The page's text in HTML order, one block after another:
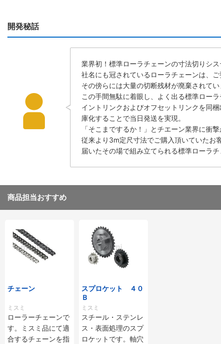
開発秘話
業界初！標準ローラチェーンの寸法切りシ
社名にも冠されているローラチェーンは、
その傍らには大量の切断残材が廃棄されて
この手間無駄に着眼し、よく出る標準ロー
イントリンクおよびオフセットリンクを同
庫化することで当日発送を実現。
「そこまでするか！」とチエーン業界に衝
従来より3m定尺寸法でご購入頂いていたお
届いたその場で組み立てられる標準ローラ
商品担当おすすめ
チェーン
ミスミ
ローラーチェーンで
す。ミスミ品にて適
合するチェーンを指
スプロケット ４０
Ｂ
ミスミ
スチール・ステンレ
ス・表面処理のスプ
ロケットです。軸穴